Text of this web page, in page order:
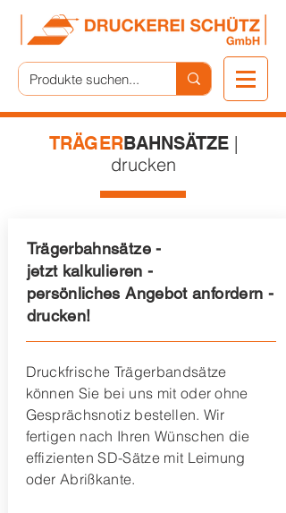
TRÄGERBAHNSÄTZE |
drucken
Trägerbahnsätze -
jetzt kalkulieren -
persönliches Angebot anfordern -
drucken!
Druckfrische Trägerbandsätze
können Sie bei uns mit oder ohne
Gesprächsnotiz bestellen. Wir
fertigen nach Ihren Wünschen die
effizienten SD-Sätze mit Leimung
oder Abrißkante.